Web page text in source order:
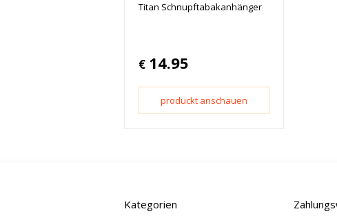
Titan Schnupftabakanhänger
€ 14.95
produckt anschauen
Kategorien